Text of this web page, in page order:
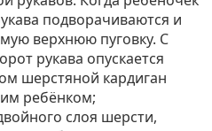
подворачиваются и
верхнюю пуговку. С
рукава опускается
шерстяной кардиган
ребёнком;
слоя шерсти,